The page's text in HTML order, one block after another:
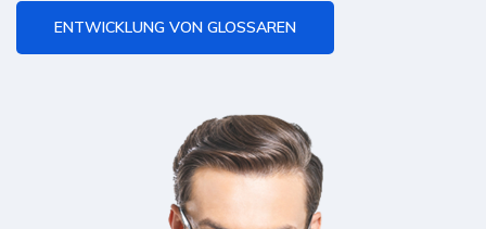
ENTWICKLUNG VON GLOSSAREN